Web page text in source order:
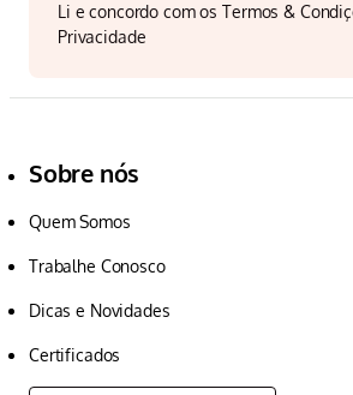
Li e concordo com osTermos &
Privacidade
Sobre nós
Quem Somos
Trabalhe Conosco
Dicas e Novidades
Certificados